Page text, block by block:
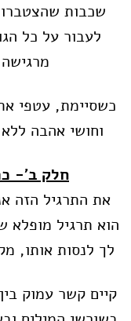
שכבות
לעבור על כל
כשסיימת, עטפי
וחושי אהבה
חלק ב'-
את התרגיל הזה
הוא תרגיל מופלא
לך לנסות אותו,
קיים קשר עמוק